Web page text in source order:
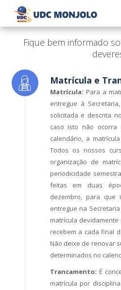
Manual do
Fique bem informado
Matrícula e
Matrícula: Para a
entregue à
solicitada e descrita
caso isto não ocorra
calendário, a
Todos os nossos
organização de
periodicidade
feitas em duas
dezembro, para que
entregue na
matrícula
recebem a cada final
Não deixe de renovar
determinados no
Trancamento: É
matrícula por